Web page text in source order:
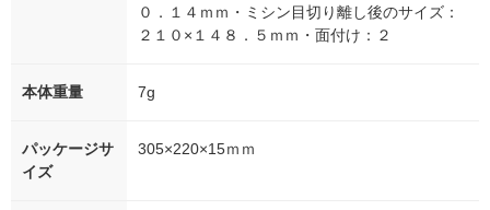
０．１４ｍｍ・ミシン目切り離し後のサイズ：
２１０×１４８．５ｍｍ・面付け：２
本体重量 7g
パッケージサ
イズ
305×220×15ｍｍ